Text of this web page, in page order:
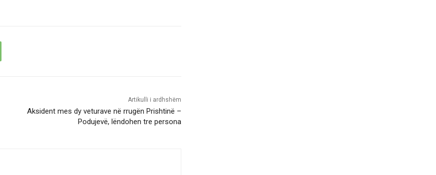
Artikulli i ardhshëm
Aksident mes dy veturave në rrugën Prishtinë –
Podujevë, lëndohen tre persona